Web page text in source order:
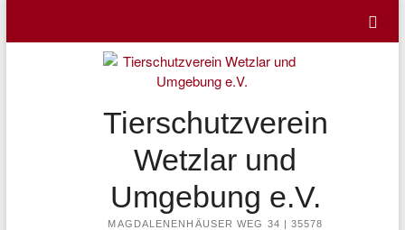
content
Tierschutzverein
Wetzlar und
Umgebung e.V.
MAGDALENENHÄUSER WEG 34 | 35578